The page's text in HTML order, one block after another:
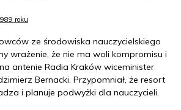
roku
ze środowiska nauczycielskiego
wrażenie, że nie ma woli kompromisu i
antenie Radia Kraków wiceminister
Bernacki. Przypomniał, że resort
i planuje podwyżki dla nauczycieli.